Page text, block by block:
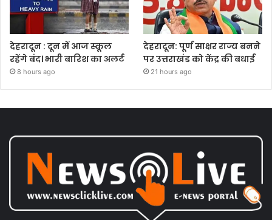
देहरादून : दून में आज स्कूल
रहेंगे बंद। भारी बारिश का अलर्ट
8 hours ago
देहरादून: पूर्ण साक्षर राज्य बनने
पर उत्तराखंड को केंद्र की बधाई
21 hours ago